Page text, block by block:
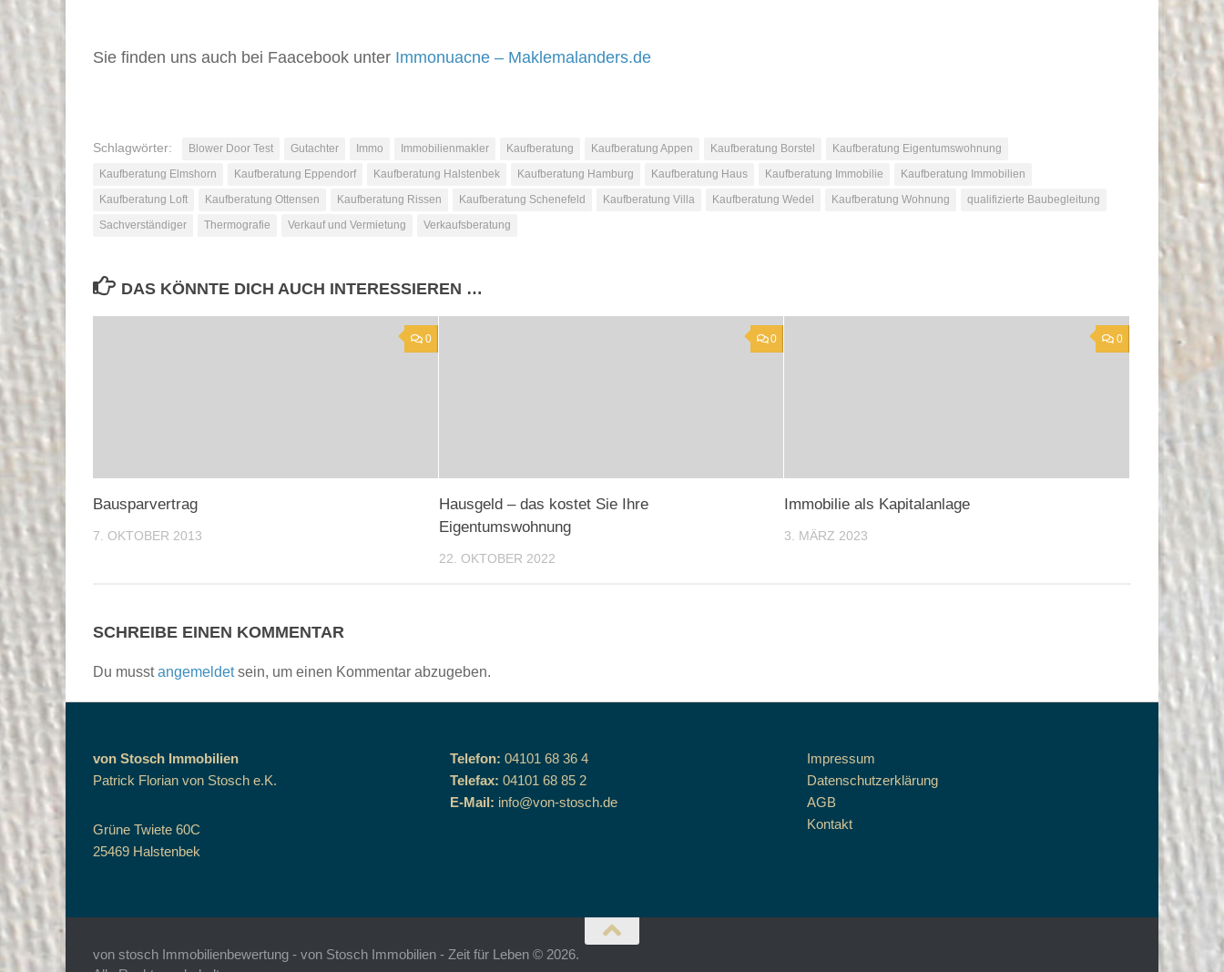
Sie finden uns auch bei Faacebook unter Immonuacne – Maklemalanders.de
Schlagwörter: Blower Door Test Gutachter Immo Immobilienmakler Kaufberatung Kaufberatung Appen Kaufberatung Borstel
Kaufberatung Eigentumswohnung
Kaufberatung Elmshorn
Kaufberatung Eppendorf Kaufberatung Halstenbek Kaufberatung Hamburg Kaufberatung Haus Kaufberatung Immobilie
Kaufberatung Immobilien
Kaufberatung Loft
Kaufberatung Ottensen Kaufberatung Rissen Kaufberatung Schenefeld Kaufberatung Villa Kaufberatung Wedel Kaufberatung Wohnung
qualifizierte Baubegleitung
Sachverständiger
Thermografie Verkauf und Vermietung Verkaufsberatung
DAS KÖNNTE DICH AUCH INTERESSIEREN …
0
Bausparvertrag
7. OKTOBER 2013
0
Hausgeld – das kostet Sie Ihre
Eigentumswohnung
22. OKTOBER 2022
0
Immobilie als Kapitalanlage
3. MÄRZ 2023
SCHREIBE EINEN KOMMENTAR
Du musstangemeldetsein, um einen Kommentar abzugeben.
von Stosch Immobilien
Patrick Florian von Stosch e.K.
Grüne Twiete 60C
25469 Halstenbek
Telefon: 04101 68 36 4
Telefax: 04101 68 85 2
E-Mail: info@von-stosch.de
Impressum
Datenschutzerklärung
AGB
Kontakt
von stosch Immobilienbewertung - von Stosch Immobilien - Zeit für Leben © 2026.